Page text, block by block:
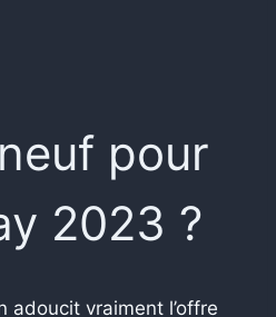
pour
2023 ?
adoucit vraiment l’offre